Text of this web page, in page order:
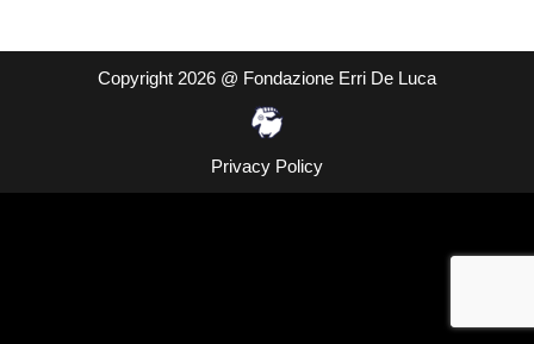
Copyright 2026 @ Fondazione Erri De Luca
Privacy Policy